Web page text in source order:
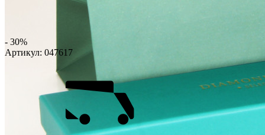
- 30%
Артикул: 047617